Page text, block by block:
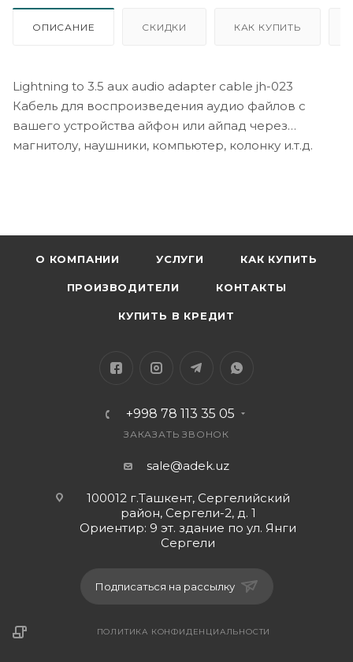
ОПИСАНИЕ СКИДКИ КАК КУПИТЬ
Lightning to 3.5 aux audio adapter cable jh-023
Кабель для воспроизведения аудио файлов с
вашего устройства айфон или айпад через
магнитолу, наушники, компьютер, колонку и.т.д.
О КОМПАНИИ УСЛУГИ КАК КУПИТЬ
ПРОИЗВОДИТЕЛИ КОНТАКТЫ
КУПИТЬ В КРЕДИТ
+998 78 113 35 05
ЗАКАЗАТЬ ЗВОНОК
sale@adek.uz
100012 г.Ташкент, Сергелийский
район, Сергели-2, д. 1
Ориентир: 9 эт. здание по ул. Янги
Сергели
Подписаться на рассылку
ПОЛИТИКА КОНФИДЕНЦИАЛЬНОСТИ